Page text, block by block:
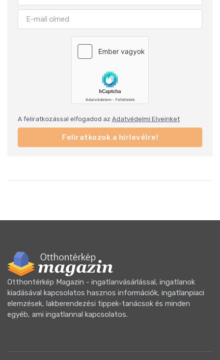
A feliratkozással elfogadod az Adatvédelmi Elveinket
Feliratkozok a hírlevélre!
Otthontérkép Magazin - ingatlanvásárlással, ingatlanok
kiadásával kapcsolatos hasznos információk, ingatlanpiaci
elemzések, lakberendezési tippek-tanácsok és minden
egyéb, ami ingatlannal kapcsolatos.